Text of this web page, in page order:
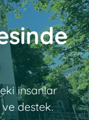
insanlar
destek.